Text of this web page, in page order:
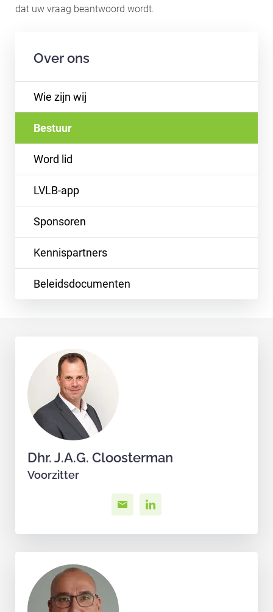
dat uw vraag beantwoord wordt.
Over ons
Wie zijn wij
Bestuur
Word lid
LVLB-app
Sponsoren
Kennispartners
Beleidsdocumenten
Dhr. J.A.G. Cloosterman
Voorzitter